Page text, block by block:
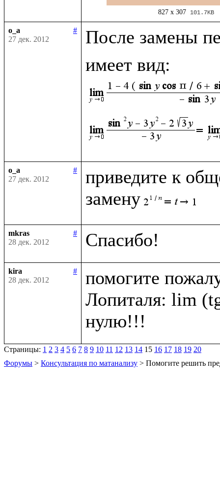
827 x 307 101.7KB
o_a
#
27 дек. 2012
После замены
имеет вид:
o_a
#
27 дек. 2012
приведите к
замену
mkras
#
28 дек. 2012
kira
#
28 дек. 2012
помогите
Лопиталя: lim
Страницы: 1 2 3 4 5 6 7 8 9 10 11 12 13 14 15 16 17 18 19 20
Форумы > Консультация по матанализу > Помогите решить